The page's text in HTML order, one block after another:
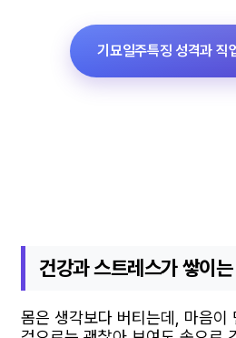
기묘일주특징 성격과 직
건강과 스트레스가 쌓이
몸은 생각보다 버티는데, 마음이